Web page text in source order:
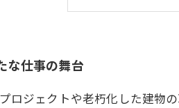
安心して働
な仕事の舞台
ロジェクトや老朽化した建物